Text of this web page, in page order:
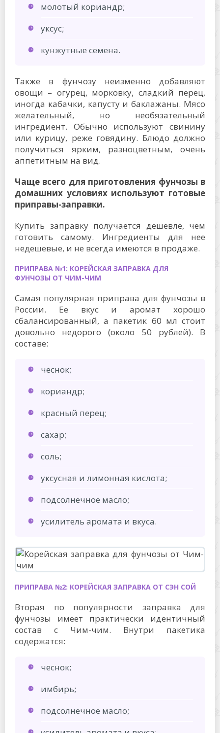
молотый кориандр;
уксус;
кунжутные семена.
Также в фунчозу неизменно добавляют
овощи – огурец, морковку, сладкий перец,
иногда кабачки, капусту и баклажаны. Мясо
желательный, но необязательный
ингредиент. Обычно используют свинину
или курицу, реже говядину. Блюдо должно
получиться ярким, разноцветным, очень
аппетитным на вид.
Чаще всего для приготовления фунчозы в
домашних условиях используют готовые
приправы-заправки.
Купить заправку получается дешевле, чем
готовить самому. Ингредиенты для нее
недешевые, и не всегда имеются в продаже.
ПРИПРАВА №1: КОРЕЙСКАЯ ЗАПРАВКА ДЛЯ
ФУНЧОЗЫ ОТ ЧИМ-ЧИМ
Самая популярная приправа для фунчозы в
России. Ее вкус и аромат хорошо
сбалансированный, а пакетик 60 мл стоит
довольно недорого (около 50 рублей). В
составе:
чеснок;
кориандр;
красный перец;
сахар;
соль;
уксусная и лимонная кислота;
подсолнечное масло;
усилитель аромата и вкуса.
ПРИПРАВА №2: КОРЕЙСКАЯ ЗАПРАВКА ОТ СЭН СОЙ
Вторая по популярности заправка для
фунчозы имеет практически идентичный
состав с Чим-чим. Внутри пакетика
содержатся:
чеснок;
имбирь;
подсолнечное масло;